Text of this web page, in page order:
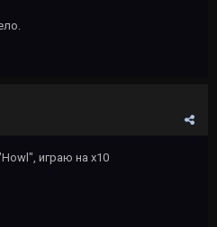
играю на х10